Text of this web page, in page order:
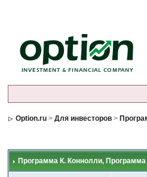
Option.ru >Для инвесторов >
Программа К. Коннолли, Программа